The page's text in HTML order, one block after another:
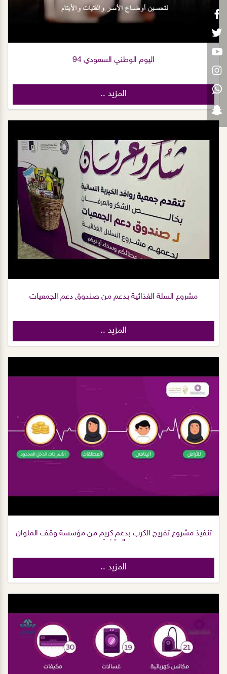
اليوم الوطني السعودي 94
المزيد ..
مشروع السلة الغذائية بدعم من صندوق دعم الجمعيات
المزيد ..
تنفيذ مشروع تفريج الكرب بدعم كريم من مؤسسة وقف الملوان
الوقفية
المزيد ..